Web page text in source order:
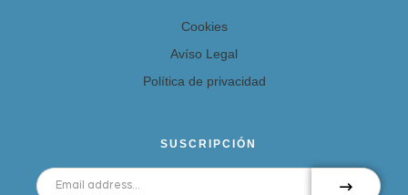
Cookies
Avíso Legal
Política de privacidad
SUSCRIPCIÓN